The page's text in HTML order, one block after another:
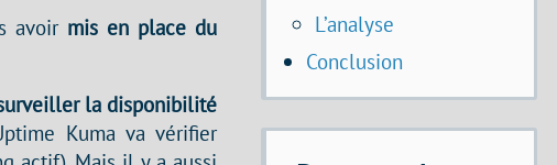
avoir mis en place du
la disponibilité
Kuma va vérifier
L’analyse
Conclusion